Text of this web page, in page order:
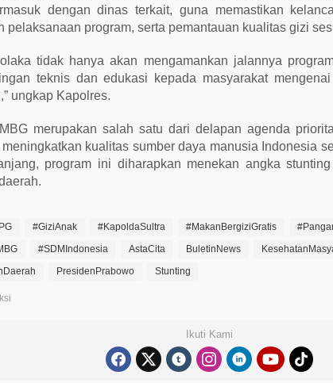
dengan dinas terkait, guna memastikan
pelaksanaan program, serta pemantauan kualitas gizi
tidak hanya akan mengamankan jalannya
teknis dan edukasi kepada masyarakat
ungkap Kapolres.
merupakan salah satu dari delapan agenda
meningkatkan kualitas sumber daya manusia Indonesia
program ini diharapkan menekan angka
#GiziAnak #KapoldaSultra #MakanBergiziGratis
#SDMIndonesia AstaCita BuletinNews
PresidenPrabowo Stunting
Ikuti Kami